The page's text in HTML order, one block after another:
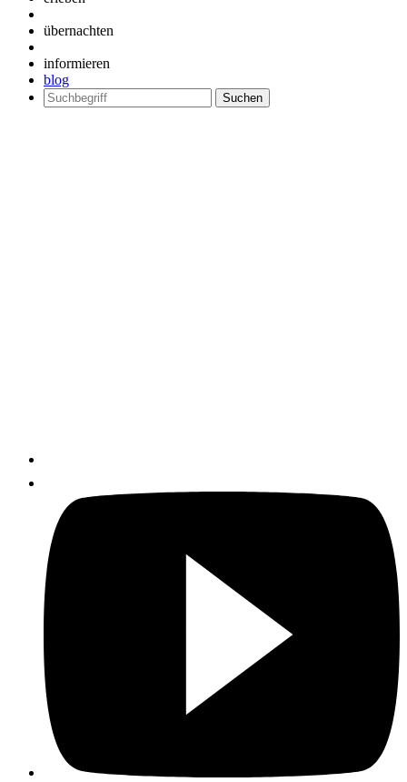
übernachten
informieren
blog
Suchen
nach: